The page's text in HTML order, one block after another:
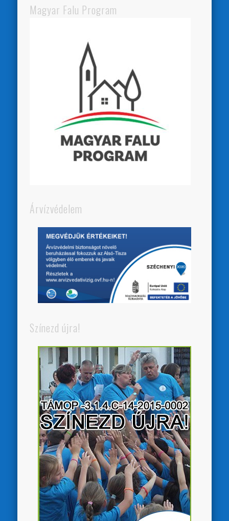
Magyar Falu Program
Árvízvédelem
Színezd újra!